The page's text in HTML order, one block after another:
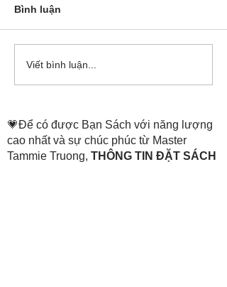
Cô Hoa Duong chia sẻ
Bình luận
Viết bình luận...
💗Để có được Bạn Sách với năng lượng
cao nhất và sự chúc phúc từ Master
Tammie Truong, THÔNG TIN ĐẶT SÁCH